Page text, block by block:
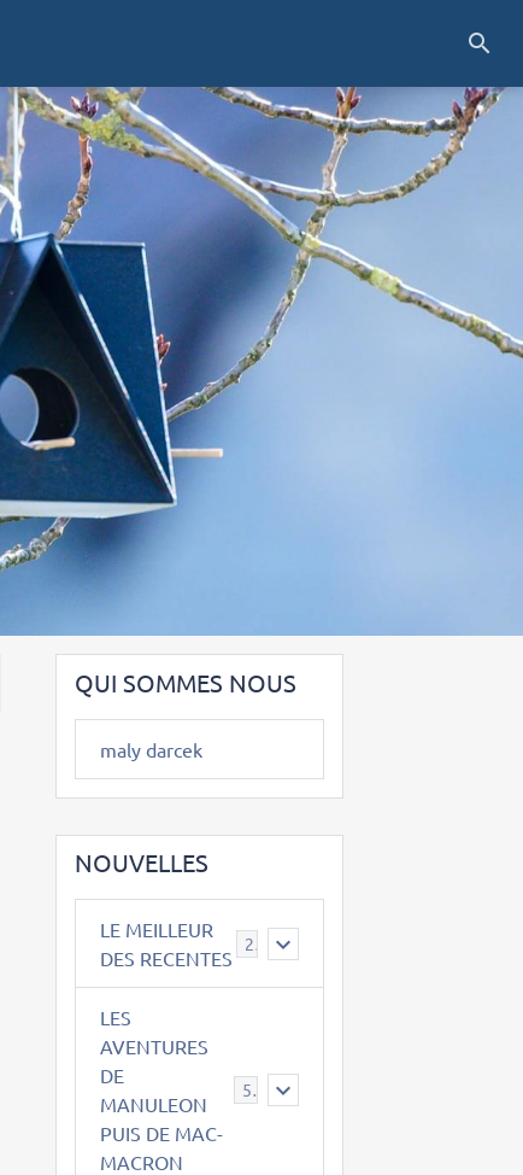
QUI SOMMES NOUS
maly darcek
NOUVELLES
LE MEILLEUR
DES RECENTES
2
LES
AVENTURES
DE
MANULEON
PUIS DE MAC-
MACRON
543